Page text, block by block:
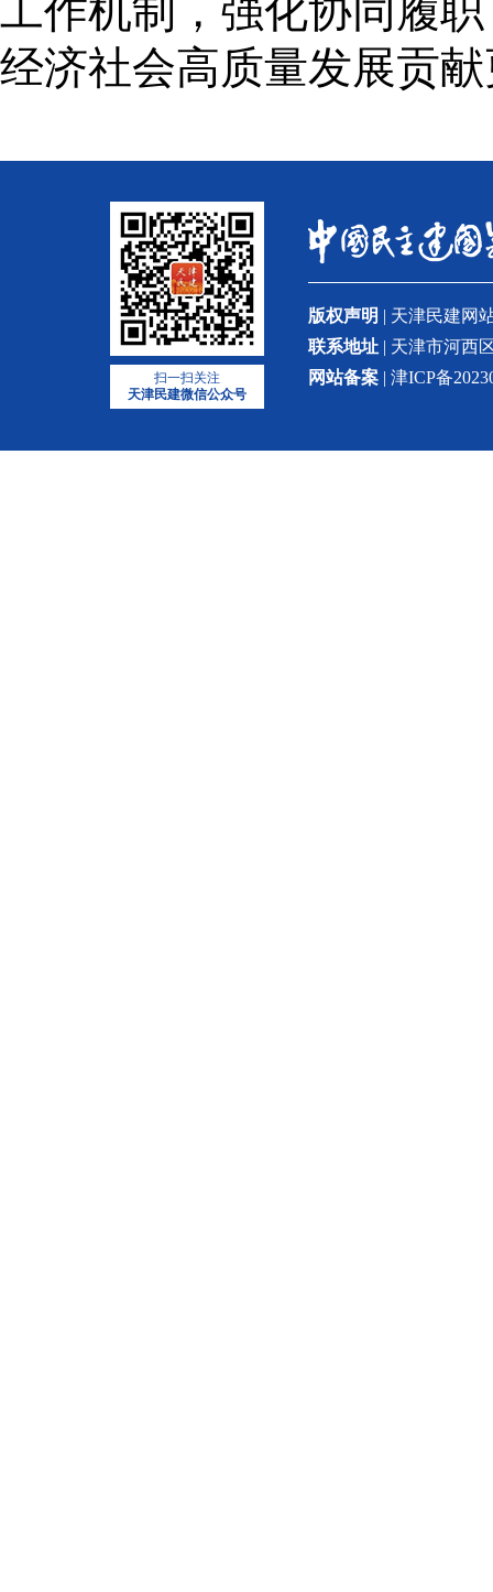
工作机制，强化协同履
经济社会高质量发展贡
扫一扫关注
天津民建微信公众号
版权声明 | 天津民建网
联系地址 | 天津市河西
网站备案 | 津ICP备